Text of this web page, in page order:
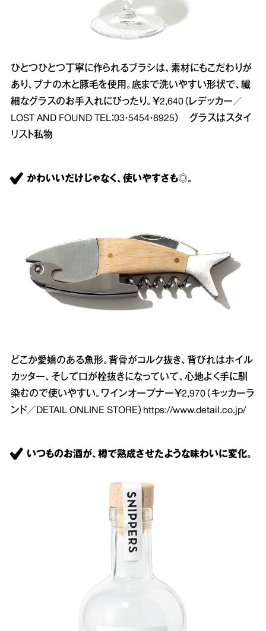
ひとつひとつ丁寧に作られるブラシは、素材にもこだわりが
あり、ブナの木と豚毛を使用。底まで洗いやすい形状で、繊
細なグラスのお手入れにぴったり。￥2,640（レデッカー／
LOST AND FOUND TEL：03・5454・8925） グラスはスタイ
リスト私物
かわいいだけじゃなく、使いやすさも◎。
どこか愛嬌のある魚形。背骨がコルク抜き、背びれはホイル
カッター、そして口が栓抜きになっていて、心地よく手に馴
染むので使いやすい。ワインオープナー￥2,970（キッカーラ
ンド／DETAIL ONLINE STORE） https://www.detail.co.jp/
いつものお酒が、樽で熟成させたような味わいに変化。